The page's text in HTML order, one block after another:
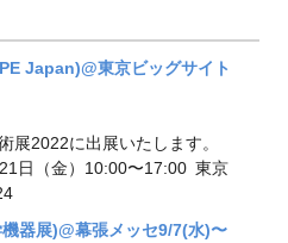
Japan)@東京ビッグサイト
展2022に出展いたします。
日（金）10:00〜17:00 東京
器展)@幕張メッセ9/7(水)〜